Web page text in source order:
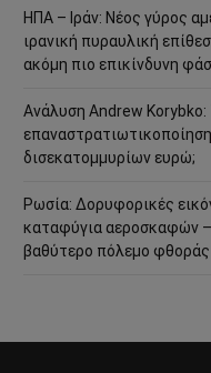
ΗΠΑ – Ιράν: Νέος γύρος
ιρανική πυραυλική
ακόμη πιο επικίνδυνη
Ανάλυση Andrew Korybko:
δισεκατομμυρίων ευρώ;
Ρωσία: Δορυφορικές
καταφύγια αεροσκαφών
βαθύτερο πόλεμο φθοράς